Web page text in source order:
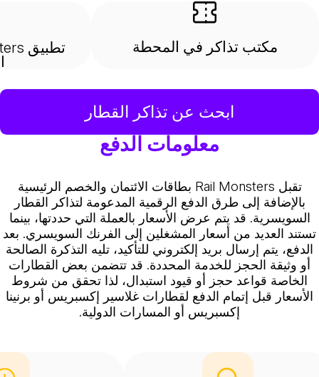
مكتب تذاكر في المحطة
ابحث عن تذاكر القطار
معلومات الدفع
تقبل Rail Monsters بطاقات الائتمان والخصم الرئيسية
بالإضافة إلى طرق الدفع الرقمية المدعومة لتذاكر القطار
السويسرية. قد يتم عرض الأسعار بالعملة التي حددتها، بينما
تستند العديد من أسعار المشغلين إلى الفرنك السويسري. بعد
الدفع، يتم إرسال بريد إلكتروني للتأكيد، تليه التذكرة الصالحة
أو وثيقة الحجز للخدمة المحددة. قد تتضمن بعض القطارات
الخاصة قواعد حجز أو قيود استبدال، لذا تحقق من شروط
الأسعار قبل إتمام الدفع لقطارات غلاسير إكسبريس أو برنينا
إكسبريس أو المسارات الدولية.